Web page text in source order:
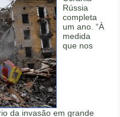
Rússia
completa
um ano. “À
medida
que nos
da invasão em grande